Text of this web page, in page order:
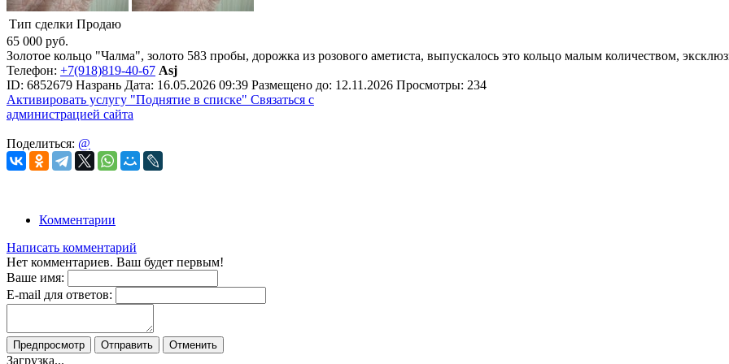
Тип сделки Продаю
65 000 руб.
Золотое кольцо "Чалма", золото 583 пробы, дорожка из розового аметиста, выпускалось это кольцо малым количеством,
Телефон: +7(918)819-40-67 Asj
ID: 6852679 Назрань Дата: 16.05.2026 09:39 Размещено до: 12.11.2026 Просмотры: 234
Активировать услугу "Поднятие в списке" Связаться с
администрацией сайта
Поделиться: @
Комментарии
Написать комментарий
Нет комментариев. Ваш будет первым!
Ваше имя:
E-mail для ответов:
Предпросмотр Отправить Отменить
Загрузка...